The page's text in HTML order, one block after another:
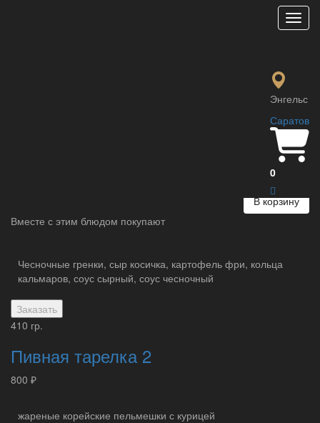
Меню
Энгельс
Саратов
0
В корзину
Вместе с этим блюдом покупают
Чесночные гренки, сыр косичка, картофель фри, кольца
кальмаров, соус сырный, соус чесночный
Заказать
410 гр.
Пивная тарелка 2
800 ₽
жареные корейские пельмешки с курицей